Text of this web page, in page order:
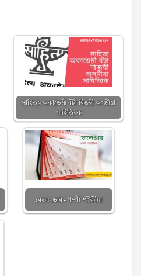
সাহিত্য অকাডেমী বঁটা বিজয়ী অসমীয়া
সাহিত্যিক
কেলেণ্ডাৰ - পম্পী শইকীয়া